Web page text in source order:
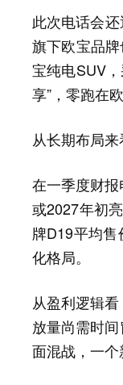
此次电话会
旗下欧宝品
宝纯电SUV
享”，零跑在
从长期布局来
在一季度财
或2027年初
牌D19平均
化格局。
从盈利逻辑
放量尚需时
面混战，一个